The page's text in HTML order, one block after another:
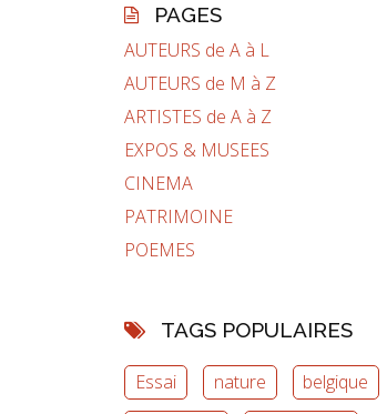
PAGES
AUTEURS de A à L
AUTEURS de M à Z
ARTISTES de A à Z
EXPOS & MUSEES
CINEMA
PATRIMOINE
POEMES
TAGS POPULAIRES
Essai nature
belgique